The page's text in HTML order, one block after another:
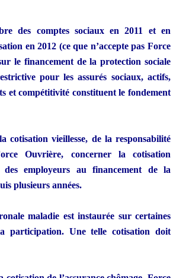
des comptes sociaux en 2011 et en
en 2012 (ce que n’accepte pas Force
le financement de la protection sociale
pour les assurés sociaux, actifs,
et compétitivité constituent le fondement
cotisation vieillesse, de la responsabilité
Ouvrière, concerner la cotisation
employeurs au financement de la
plusieurs années.
maladie est instaurée sur certaines
participation. Une telle cotisation doit